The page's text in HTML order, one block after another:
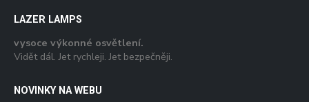
LAZER LAMPS
vysoce výkonné osvětlení.
Vidět dál. Jet rychleji. Jet bezpečněji.
NOVINKY NA WEBU